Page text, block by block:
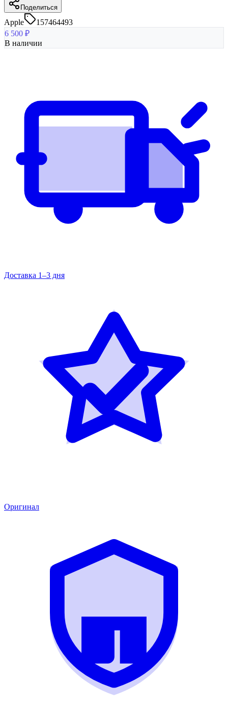
Поделиться
Apple
157464493
6 500 ₽
В наличии
Доставка 1–3 дня
Оригинал